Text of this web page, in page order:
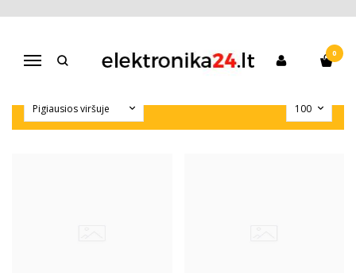
Navigacija
0
RIEDŽIŲ ATSARGINĖS DALYS
Pagrindinis Riedžių atsarginės dalys